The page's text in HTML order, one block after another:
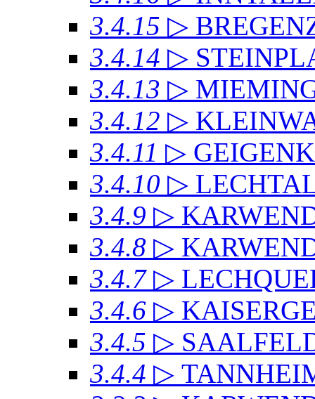
3.4.15 ▷
3.4.14 ▷
3.4.13 ▷
3.4.12 ▷
3.4.11 ▷
3.4.10 ▷
3.4.9 ▷
3.4.8 ▷
3.4.7 ▷
3.4.6 ▷
3.4.5 ▷
3.4.4 ▷